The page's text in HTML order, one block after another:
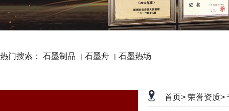
热门搜索： 石墨制品 | 石墨舟 | 石墨热场
首页> 荣誉资质>